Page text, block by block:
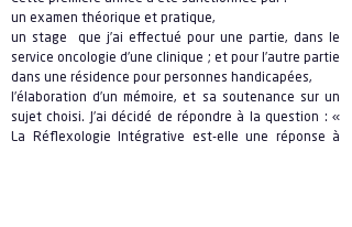
un examen théorique et pratique,
un stage que j’ai effectué pour une partie, dans le
service oncologie d’une clinique ; et pour l’autre partie
dans une résidence pour personnes handicapées,
l’élaboration d’un mémoire, et sa soutenance sur un
sujet choisi. J’ai décidé de répondre à la question : «
La Réflexologie Intégrative est-elle une réponse à